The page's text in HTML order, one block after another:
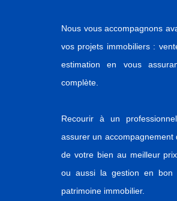
Nous vous accompagnons
vos projets immobiliers :
estimation en vous
complète.
Recourir à un
assurer un
de votre bien au meilleur
ou aussi la gestion en
patrimoine immobilier.